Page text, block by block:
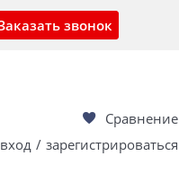
звонок
Сравнение
вход / зарегистрироваться